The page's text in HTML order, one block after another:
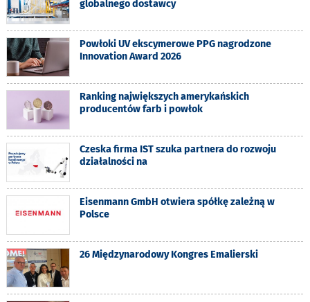
globalnego dostawcy
Powłoki UV ekscymerowe PPG nagrodzone
Innovation Award 2026
Ranking największych amerykańskich
producentów farb i powłok
Czeska firma IST szuka partnera do rozwoju
działalności na
Eisenmann GmbH otwiera spółkę zależną w
Polsce
26 Międzynarodowy Kongres Emalierski